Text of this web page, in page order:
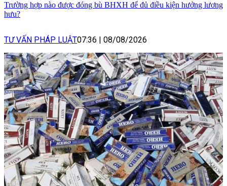
Trường hợp nào được đóng bù BHXH để đủ điều kiện hưởng lương
hưu?
TƯ VẤN PHÁP LUẬT07:36 08/08/2026